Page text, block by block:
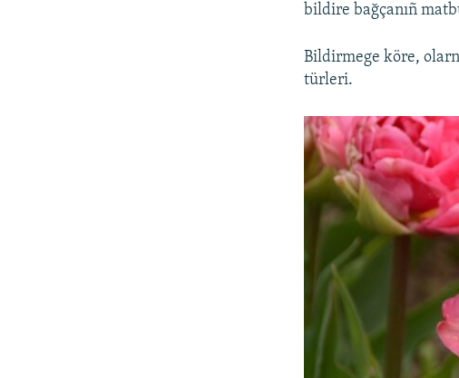
bildire bağçanıñ
Bildirmege köre,
türleri.